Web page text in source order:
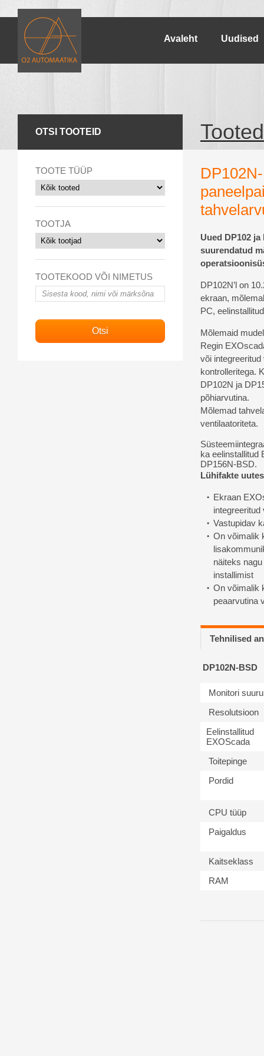
Avaleht Uudised
OTSI TOOTEID
TOOTE TÜÜP
TOOTJA
TOOTEKOOD VÕI NIMETUS
Tooted
Uued DP102
suurendatud
DP102N’l on
ekraan,
PC,
Mõlemaid
Regin
või
kontrolleritega.
DP102N ja
põhiarvutina.
Mõlemad
ventilaatoriteta.
ka eelinstallitud
DP156N-BSD.
Lühifakte
Ekraan
integreeritud
Vastupidav
On võimalik
näiteks
installimist
On võimalik
peaarvutina
Tehnilised
DP102N-BSD
Monitori
Resolutsioon
Eelinstallitud
EXOScada
Toitepinge
Pordid
CPU tüüp
Paigaldus
Kaitseklass
RAM